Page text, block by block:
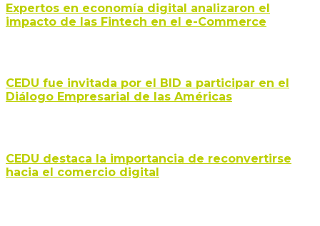
Expertos en economía digital analizaron el
impacto de las Fintech en el e-Commerce
CEDU fue invitada por el BID a participar en el
Diálogo Empresarial de las Américas
CEDU destaca la importancia de reconvertirse
hacia el comercio digital